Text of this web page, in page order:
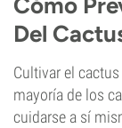
Del
Cultivar el
mayoría de los
cuidarse a sí